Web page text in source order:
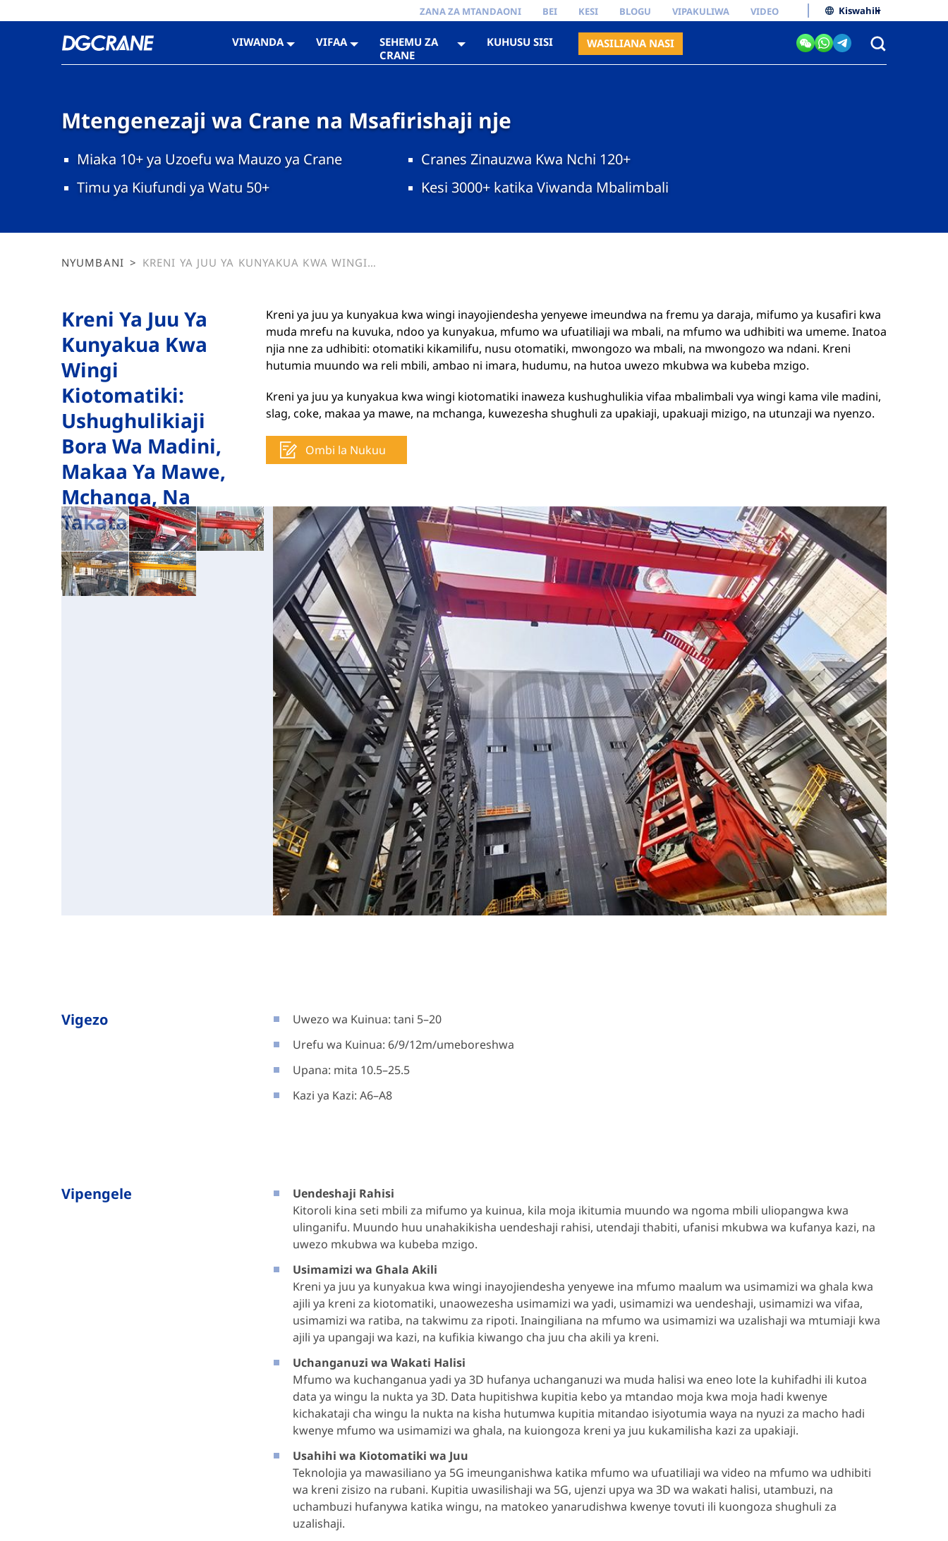
Kiswahili
ZANA ZA MTANDAONI BEI KESI BLOGU VIPAKULIWA VIDEO
VIWANDA VIFAA
SEHEMU ZA
CRANE
KUHUSU SISI WASILIANA NASI
Mtengenezaji wa Crane na Msafirishaji nje
Miaka 10+ ya Uzoefu wa Mauzo ya Crane
Cranes Zinauzwa Kwa Nchi 120+
Timu ya Kiufundi ya Watu 50+
Kesi 3000+ katika Viwanda Mbalimbali
NYUMBANI > KRENI YA JUU YA KUNYAKUA KWA WINGI
TAKATAKA
Kreni Ya Juu Ya
Kunyakua Kwa
Wingi
Kiotomatiki:
Ushughulikiaji
Bora Wa Madini,
Makaa Ya Mawe,
Mchanga, Na
Takataka
Kreni ya juu ya kunyakua kwa wingi inayojiendesha yenyewe imeundwa na fremu ya daraja, mifumo ya kusafiri kwa
muda mrefu na kuvuka, ndoo ya kunyakua, mfumo wa ufuatiliaji wa mbali, na mfumo wa udhibiti wa umeme. Inatoa
njia nne za udhibiti: otomatiki kikamilifu, nusu otomatiki, mwongozo wa mbali, na mwongozo wa ndani. Kreni
hutumia muundo wa reli mbili, ambao ni imara, hudumu, na hutoa uwezo mkubwa wa kubeba mzigo.
Kreni ya juu ya kunyakua kwa wingi kiotomatiki inaweza kushughulikia vifaa mbalimbali vya wingi kama vile madini,
slag, coke, makaa ya mawe, na mchanga, kuwezesha shughuli za upakiaji, upakuaji mizigo, na utunzaji wa nyenzo.
Ombi la Nukuu
Vigezo
Uwezo wa Kuinua: tani 5–20
Urefu wa Kuinua: 6/9/12m/umeboreshwa
Upana: mita 10.5–25.5
Kazi ya Kazi: A6–A8
Vipengele
Uendeshaji Rahisi
Kitoroli kina seti mbili za mifumo ya kuinua, kila moja ikitumia muundo wa ngoma mbili uliopangwa kwa
ulinganifu. Muundo huu unahakikisha uendeshaji rahisi, utendaji thabiti, ufanisi mkubwa wa kufanya kazi, na
uwezo mkubwa wa kubeba mzigo.
Usimamizi wa Ghala Akili
Kreni ya juu ya kunyakua kwa wingi inayojiendesha yenyewe ina mfumo maalum wa usimamizi wa ghala kwa
ajili ya kreni za kiotomatiki, unaowezesha usimamizi wa yadi, usimamizi wa uendeshaji, usimamizi wa vifaa,
usimamizi wa ratiba, na takwimu za ripoti. Inaingiliana na mfumo wa usimamizi wa uzalishaji wa mtumiaji kwa
ajili ya upangaji wa kazi, na kufikia kiwango cha juu cha akili ya kreni.
Uchanganuzi wa Wakati Halisi
Mfumo wa kuchanganua yadi ya 3D hufanya uchanganuzi wa muda halisi wa eneo lote la kuhifadhi ili kutoa
data ya wingu la nukta ya 3D. Data hupitishwa kupitia kebo ya mtandao moja kwa moja hadi kwenye
kichakataji cha wingu la nukta na kisha hutumwa kupitia mitandao isiyotumia waya na nyuzi za macho hadi
kwenye mfumo wa usimamizi wa ghala, na kuiongoza kreni ya juu kukamilisha kazi za upakiaji.
Usahihi wa Kiotomatiki wa Juu
Teknolojia ya mawasiliano ya 5G imeunganishwa katika mfumo wa ufuatiliaji wa video na mfumo wa udhibiti
wa kreni zisizo na rubani. Kupitia uwasilishaji wa 5G, ujenzi upya wa 3D wa wakati halisi, utambuzi, na
uchambuzi hufanywa katika wingu, na matokeo yanarudishwa kwenye tovuti ili kuongoza shughuli za
uzalishaji.